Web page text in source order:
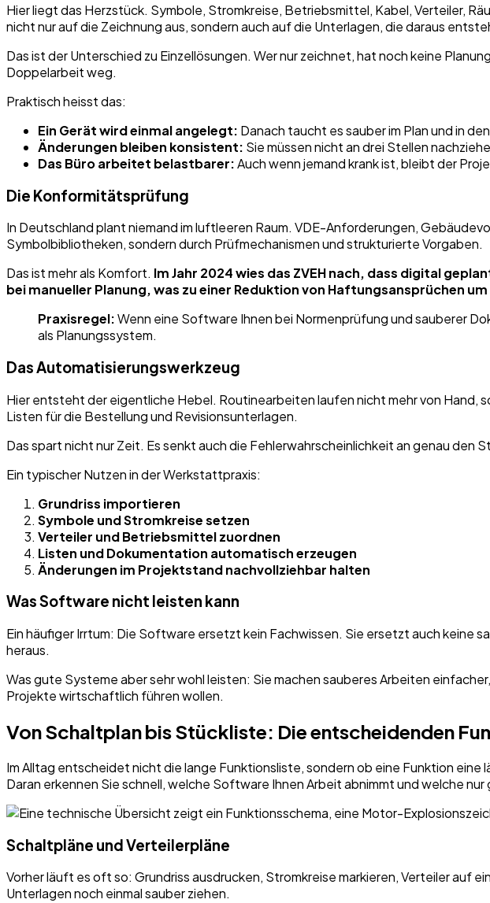
Hier liegt das Herzstück. Symbole, Stromkreise, Betriebsmittel, Kabel, Verteiler,
nicht nur auf die Zeichnung aus, sondern auch auf die Unterlagen, die daraus
Das ist der Unterschied zu Einzellösungen. Wer nur zeichnet, hat noch keine
Doppelarbeit weg.
Praktisch heisst das:
Ein Gerät wird einmal angelegt: Danach taucht es sauber im Plan und in
Änderungen bleiben konsistent: Sie müssen nicht an drei Stellen
Das Büro arbeitet belastbarer:Auch wenn jemand krank ist, bleibt der
Die Konformitätsprüfung
In Deutschland plant niemand im luftleeren Raum. VDE-Anforderungen,
Symbolbibliotheken, sondern durch Prüfmechanismen und strukturierte Vorgaben.
Das ist mehr als Komfort. Im Jahr 2024 wies das ZVEH nach, dass digital
bei manueller Planung, was zu einer Reduktion von Haftungsansprüchen
Praxisregel:Wenn eine Software Ihnen bei Normenprüfung und sauberer
als Planungssystem.
Das Automatisierungswerkzeug
Hier entsteht der eigentliche Hebel. Routinearbeiten laufen nicht mehr von Hand,
Listen für die Bestellung und Revisionsunterlagen.
Das spart nicht nur Zeit. Es senkt auch die Fehlerwahrscheinlichkeit an genau den
Ein typischer Nutzen in der Werkstattpraxis:
Grundriss importieren
Symbole und Stromkreise setzen
Verteiler und Betriebsmittel zuordnen
Listen und Dokumentation automatisch erzeugen
Änderungen im Projektstand nachvollziehbar halten
Was Software nicht leisten kann
Ein häufiger Irrtum: Die Software ersetzt kein Fachwissen. Sie ersetzt auch keine
heraus.
Was gute Systeme aber sehr wohl leisten: Sie machen sauberes Arbeiten
Projekte wirtschaftlich führen wollen.
Von Schaltplan bis Stückliste: Die entscheidenden
Im Alltag entscheidet nicht die lange Funktionsliste, sondern ob eine Funktion
Daran erkennen Sie schnell, welche Software Ihnen Arbeit abnimmt und welche nur
Schaltpläne und Verteilerpläne
Vorher läuft es oft so: Grundriss ausdrucken, Stromkreise markieren, Verteiler auf
Unterlagen noch einmal sauber ziehen.